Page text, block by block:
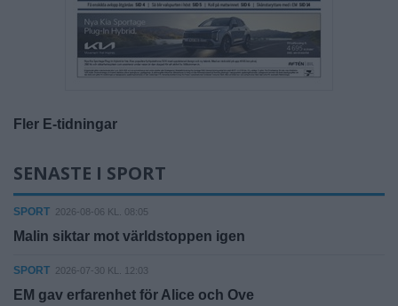
Fler E-tidningar
SENASTE I SPORT
SPORT 2026-08-06 KL. 08:05
Malin siktar mot världstoppen igen
SPORT 2026-07-30 KL. 12:03
EM gav erfarenhet för Alice och Ove